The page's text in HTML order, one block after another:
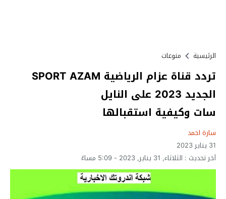
الرئيسية منوعات
تردد قناة عزام الرياضية SPORT AZAM
الجديد 2023 على النايل
سات وكيفية استقبالها
سارة احمد
31 يناير 2023
آخر تحديث : الثلاثاء, 31 يناير, 2023 - 5:09 مساءً